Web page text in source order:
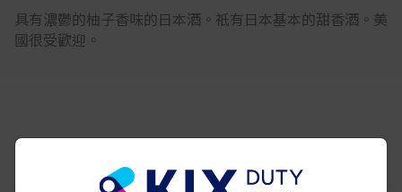
具有濃鬱的柚子香味的日本酒。祇有日本基本的甜香酒。美
國很受歡迎。
你可能還喜歡